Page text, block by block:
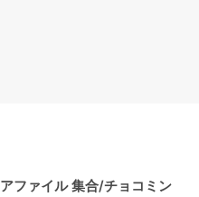
ファイル 集合/チョコミン